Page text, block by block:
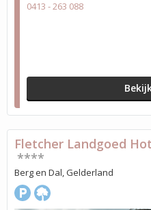
0413 - 263 088
Fletcher Landgoed
****
Berg en Dal, Gelderland